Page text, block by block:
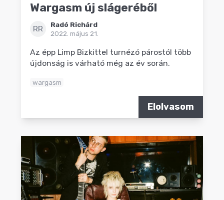
Wargasm új slágeréből
RR
Radó Richárd
2022. május 21.
Az épp Limp Bizkittel turnézó párostól több
újdonság is várható még az év során.
wargasm
Elolvasom